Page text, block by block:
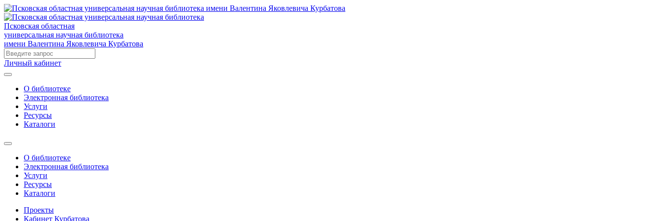
Псковская областная
универсальная научная библиотека
имени Валентина Яковлевича Курбатова
Личный кабинет
О библиотеке
Электронная библиотека
Услуги
Ресурсы
Каталоги
О библиотеке
Электронная библиотека
Услуги
Ресурсы
Каталоги
Проекты
Кабинет Курбатова